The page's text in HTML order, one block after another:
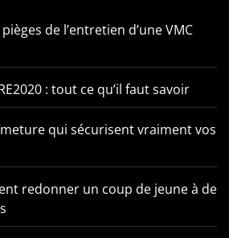
de l’entretien d’une VMC
: tout ce qu’il faut savoir
qui sécurisent vraiment vos
redonner un coup de jeune à de